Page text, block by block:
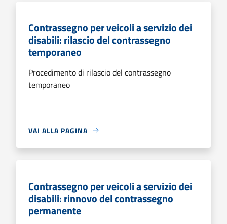
Contrassegno per veicoli a servizio dei
disabili: rilascio del contrassegno
temporaneo
Procedimento di rilascio del contrassegno
temporaneo
VAI ALLA PAGINA
Contrassegno per veicoli a servizio dei
disabili: rinnovo del contrassegno
permanente